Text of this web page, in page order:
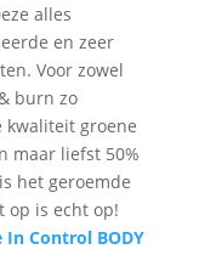
alles
en zeer
Voor zowel
burn zo
kwaliteit groene
maar liefst 50%
het geroemde
op is echt op!
In Control BODY